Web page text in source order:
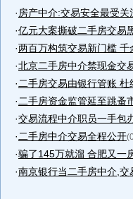
· 房产中介:交易安全最受关
·亿元大案撕破二手房交易
·两百万构筑交易新门槛
·北京二手房中介禁现金交
· 二手房交易由银行管账
· 二手房资金监管延至跳蚤
·交易流程中介职员一手包
· 二手房中介交易全程公开
·骗了145万就溜 合肥又一
·南京银行当二手房中介,交